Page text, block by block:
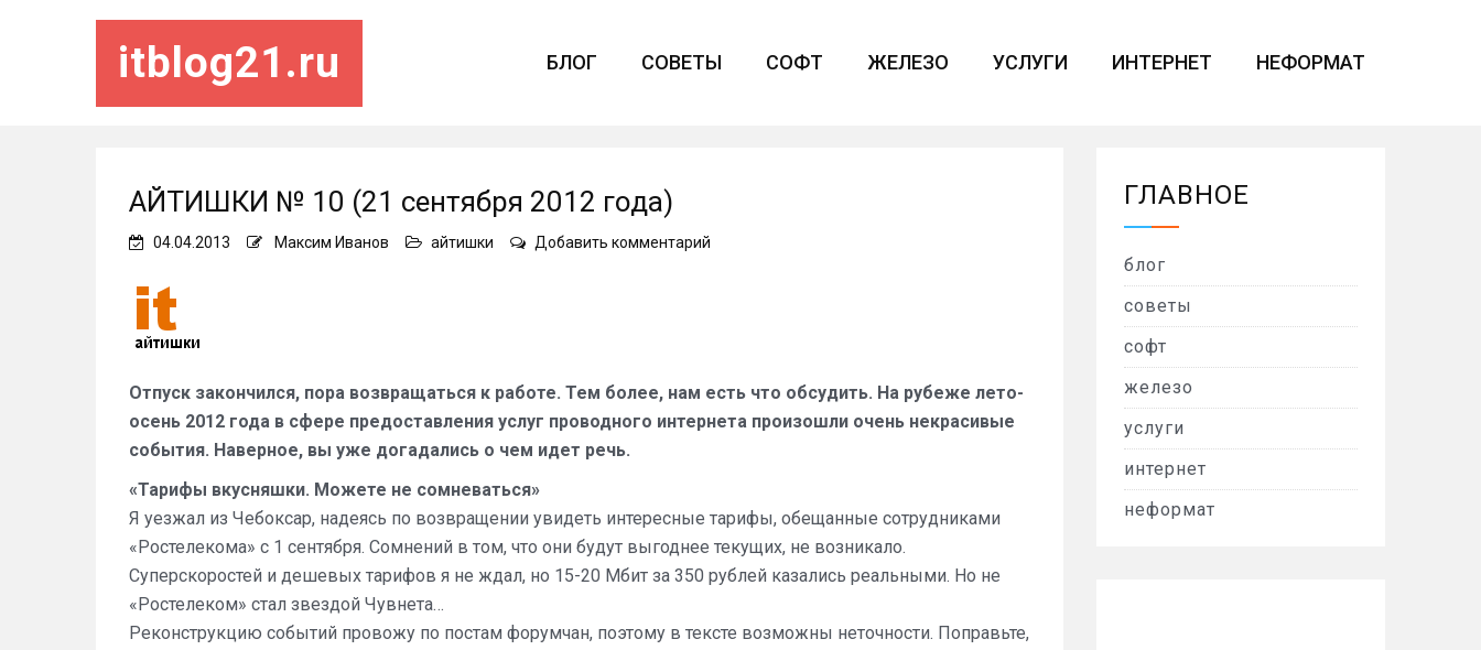
itblog21.ru БЛОГ СОВЕТЫ СОФТ ЖЕЛЕЗО УСЛУГИ ИНТЕРНЕТ НЕФОРМАТ
АЙТИШКИ № 10 (21 сентября 2012 года)
04.04.2013 Максим Иванов айтишки Добавить комментарий
года)
Отпуск закончился, пора возвращаться к работе. Тем более, нам есть что обсудить. На рубеже лето-
осень 2012 года в сфере предоставления услуг проводного интернета произошли очень некрасивые
события. Наверное, вы уже догадались о чем идет речь.
«Тарифы вкусняшки. Можете не сомневаться»
Я уезжал из Чебоксар, надеясь по возвращении увидеть интересные тарифы, обещанные сотрудниками
«Ростелекома» с 1 сентября. Сомнений в том, что они будут выгоднее текущих, не возникало.
Суперскоростей и дешевых тарифов я не ждал, но 15-20 Мбит за 350 рублей казались реальными. Но не
«Ростелеком» стал звездой Чувнета…
Реконструкцию событий провожу по постам форумчан, поэтому в тексте возможны неточности. Поправьте,
ГЛАВНОЕ
блог
советы
софт
железо
услуги
интернет
неформат